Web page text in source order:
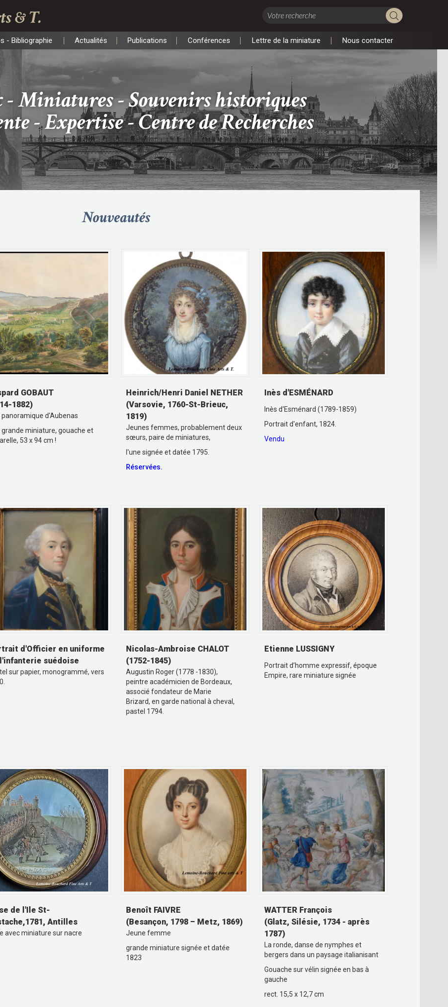
& T.
- Bibliographie
- Bibliographie Actualités
Actualités Publications
Publications Conférences
Conférences Lettre de la miniature
Lettre de la miniature Nous contacter
Nous contacter
- Miniatures - Souvenirs historiques
- Expertise - Centre de Recherches
Nouveautés
GOBAUT
1882)
panoramique d'Aubenas
miniature, gouache et
53 x 94 cm !
Heinrich/Henri Daniel NETHER
(Varsovie, 1760-St-Brieuc,
1819)
Jeunes femmes, probablement deux
sœurs, paire de miniatures,
l'une signée et datée 1795.
Réservées.
Inès d'ESMÉNARD
Inès d'Esménard (1789-1859)
Portrait d'enfant, 1824.
Vendu
d'Officier en uniforme
suédoise
sur papier, monogrammé, vers
Nicolas-Ambroise CHALOT
(1752-1845)
Augustin Roger (1778 -1830),
peintre académicien de Bordeaux,
associé fondateur de Marie
Brizard, en garde national à cheval,
pastel 1794.
Etienne LUSSIGNY
Portrait d’homme expressif, époque
Empire, rare miniature signée
de l'Ile St-
Antilles
avec miniature sur nacre
Benoît FAIVRE
(Besançon, 1798 – Metz, 1869)
Jeune femme
grande miniature signée et datée
1823
WATTER François
(Glatz, Silésie, 1734 - après
1787)
La ronde, danse de nymphes et
bergers dans un paysage italianisant
Gouache sur vélin signée en bas à
gauche
rect. 15,5 x 12,7 cm